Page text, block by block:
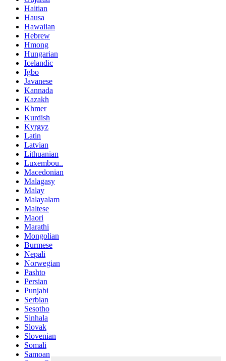
Haitian
Hausa
Hawaiian
Hebrew
Hmong
Hungarian
Icelandic
Igbo
Javanese
Kannada
Kazakh
Khmer
Kurdish
Kyrgyz
Latin
Latvian
Lithuanian
Luxembou..
Macedonian
Malagasy
Malay
Malayalam
Maltese
Maori
Marathi
Mongolian
Burmese
Nepali
Norwegian
Pashto
Persian
Punjabi
Serbian
Sesotho
Sinhala
Slovak
Slovenian
Somali
Samoan